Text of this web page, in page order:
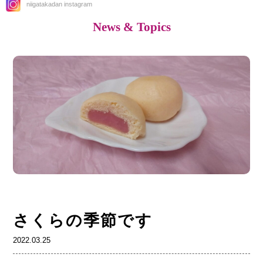
niigatakadan instagram
News & Topics
さくらの季節です
2022.03.25